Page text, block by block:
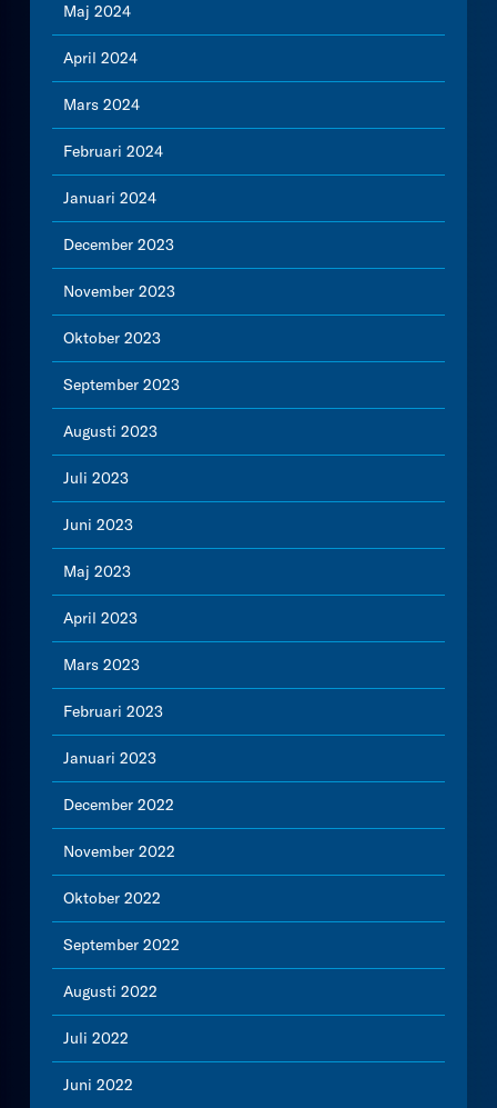
Maj 2024
April 2024
Mars 2024
Februari 2024
Januari 2024
December 2023
November 2023
Oktober 2023
September 2023
Augusti 2023
Juli 2023
Juni 2023
Maj 2023
April 2023
Mars 2023
Februari 2023
Januari 2023
December 2022
November 2022
Oktober 2022
September 2022
Augusti 2022
Juli 2022
Juni 2022